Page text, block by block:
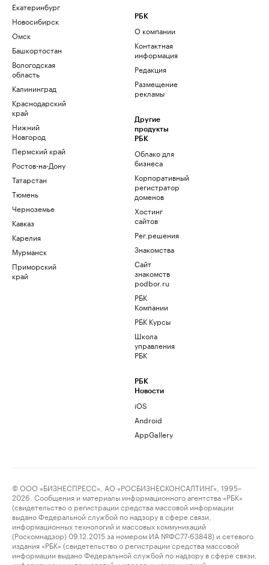
Екатеринбург
Новосибирск
Омск
Башкортостан
Вологодская
область
Калининград
Краснодарский
край
Нижний
Новгород
Пермский край
Ростов-на-Дону
Татарстан
Тюмень
Черноземье
Кавказ
Карелия
Мурманск
Приморский
край
РБК
О компании
Контактная
информация
Редакция
Размещение
рекламы
Другие
продукты
РБК
Облако для
бизнеса
Корпоративный
регистратор
доменов
Хостинг
сайтов
Рег.решения
Знакомства
Сайт
знакомств
podbor.ru
РБК
Компании
РБК Курсы
Школа
управления
РБК
РБК
Новости
iOS
Android
AppGallery
© ООО «БИЗНЕСПРЕСС», АО «РОСБИЗНЕСКОНСАЛТИНГ», 1995–
2026. Сообщения и материалы информационного агентства «РБК»
(свидетельство о регистрации средства массовой информации
выдано Федеральной службой по надзору в сфере связи,
информационных технологий и массовых коммуникаций
(Роскомнадзор) 09.12.2015 за номером ИА №ФС77-63848) и сетевого
издания «РБК» (свидетельство о регистрации средства массовой
информации выдано Федеральной службой по надзору в сфере связи,